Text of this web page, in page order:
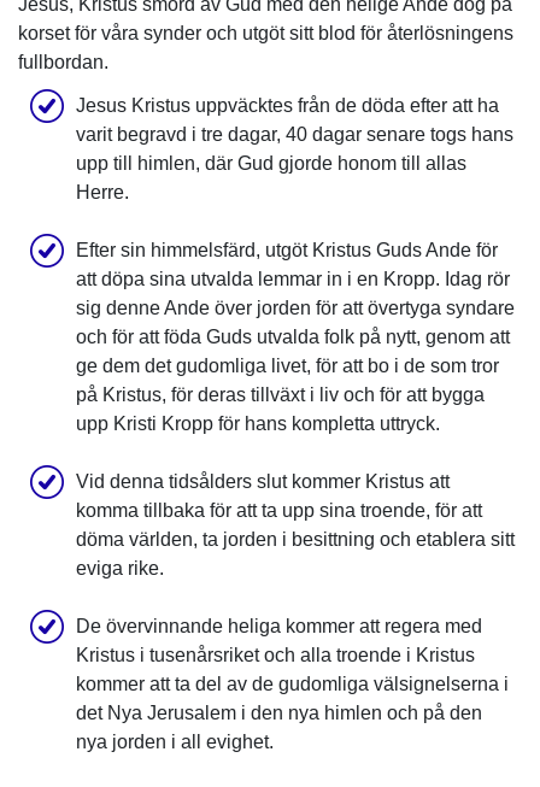
Jesus, Kristus smord av Gud med den helige Ande dog på
korset för våra synder och utgöt sitt blod för återlösningens
fullbordan.
Jesus Kristus uppväcktes från de döda efter att ha
varit begravd i tre dagar, 40 dagar senare togs hans
upp till himlen, där Gud gjorde honom till allas
Herre.
Efter sin himmelsfärd, utgöt Kristus Guds Ande för
att döpa sina utvalda lemmar in i en Kropp. Idag rör
sig denne Ande över jorden för att övertyga syndare
och för att föda Guds utvalda folk på nytt, genom att
ge dem det gudomliga livet, för att bo i de som tror
på Kristus, för deras tillväxt i liv och för att bygga
upp Kristi Kropp för hans kompletta uttryck.
Vid denna tidsålders slut kommer Kristus att
komma tillbaka för att ta upp sina troende, för att
döma världen, ta jorden i besittning och etablera sitt
eviga rike.
De övervinnande heliga kommer att regera med
Kristus i tusenårsriket och alla troende i Kristus
kommer att ta del av de gudomliga välsignelserna i
det Nya Jerusalem i den nya himlen och på den
nya jorden i all evighet.